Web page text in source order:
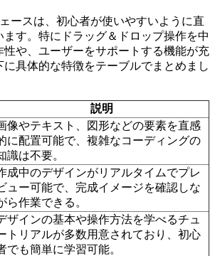
ースは、初心者が使いやすいように直
す。特にドラッグ＆ドロップ操作を中
性や、ユーザーをサポートする機能が充
具体的な特徴をテーブルでまとめまし
説明
像やテキスト、図形などの要素を直感
に配置可能で、複雑なコーディングの
識は不要。
成中のデザインがリアルタイムでプレ
ュー可能で、完成イメージを確認しな
ら作業できる。
ザインの基本や操作方法を学べるチュ
トリアルが多数用意されており、初心
でも簡単に学習可能。